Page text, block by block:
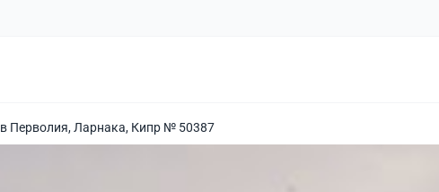
в Перволия, Ларнака, Кипр № 50387